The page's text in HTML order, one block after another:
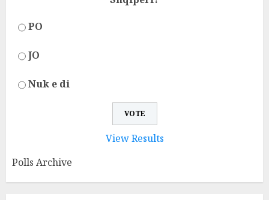
PO
JO
Nuk e di
View Results
Polls Archive